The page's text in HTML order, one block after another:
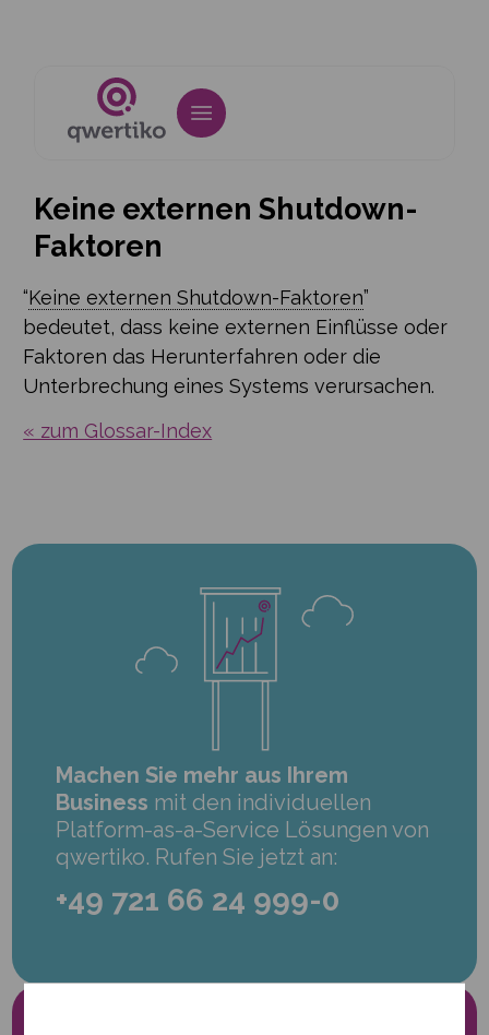
Keine externen Shutdown-
Faktoren
“Keine externen Shutdown-Faktoren”
bedeutet, dass keine externen Einflüsse oder
Faktoren das Herunterfahren oder die
Unterbrechung eines Systems verursachen.
« zum Glossar-Index
Machen Sie mehr aus Ihrem
Business mit den individuellen
Platform-as-a-Service Lösungen von
qwertiko. Rufen Sie jetzt an:
+49 721 66 24 999-0